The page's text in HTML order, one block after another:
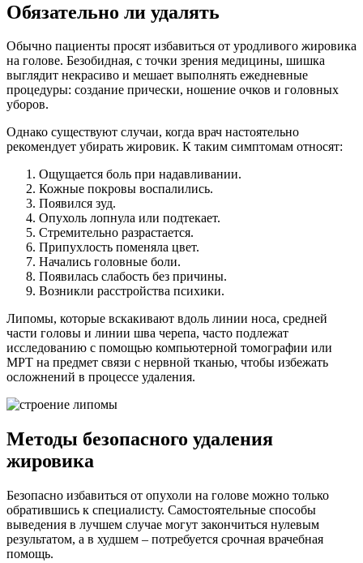
Обязательно ли удалять
Обычно пациенты просят избавиться от уродливого жировика
на голове. Безобидная, с точки зрения медицины, шишка
выглядит некрасиво и мешает выполнять ежедневные
процедуры: создание прически, ношение очков и головных
уборов.
Однако существуют случаи, когда врач настоятельно
рекомендует убирать жировик. К таким симптомам относят:
Ощущается боль при надавливании.
Кожные покровы воспалились.
Появился зуд.
Опухоль лопнула или подтекает.
Стремительно разрастается.
Припухлость поменяла цвет.
Начались головные боли.
Появилась слабость без причины.
Возникли расстройства психики.
Липомы, которые вскакивают вдоль линии носа, средней
части головы и линии шва черепа, часто подлежат
исследованию с помощью компьютерной томографии или
МРТ на предмет связи с нервной тканью, чтобы избежать
осложнений в процессе удаления.
Методы безопасного удаления
жировика
Безопасно избавиться от опухоли на голове можно только
обратившись к специалисту. Самостоятельные способы
выведения в лучшем случае могут закончиться нулевым
результатом, а в худшем – потребуется срочная врачебная
помощь.